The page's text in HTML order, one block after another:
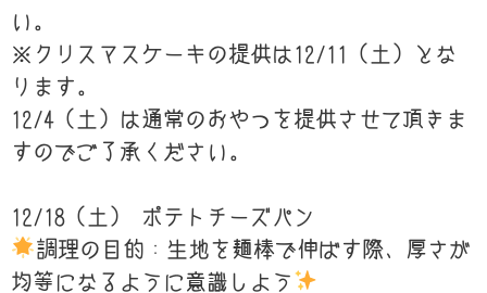
い。
※クリスマスケーキの提供は12/11（土）とな
ります。
12/4（土）は通常のおやつを提供させて頂きま
すのでご了承ください。
12/18（土） ポテトチーズパン
調理の目的：生地を麺棒で伸ばす際、厚さが
均等になるように意識しよう